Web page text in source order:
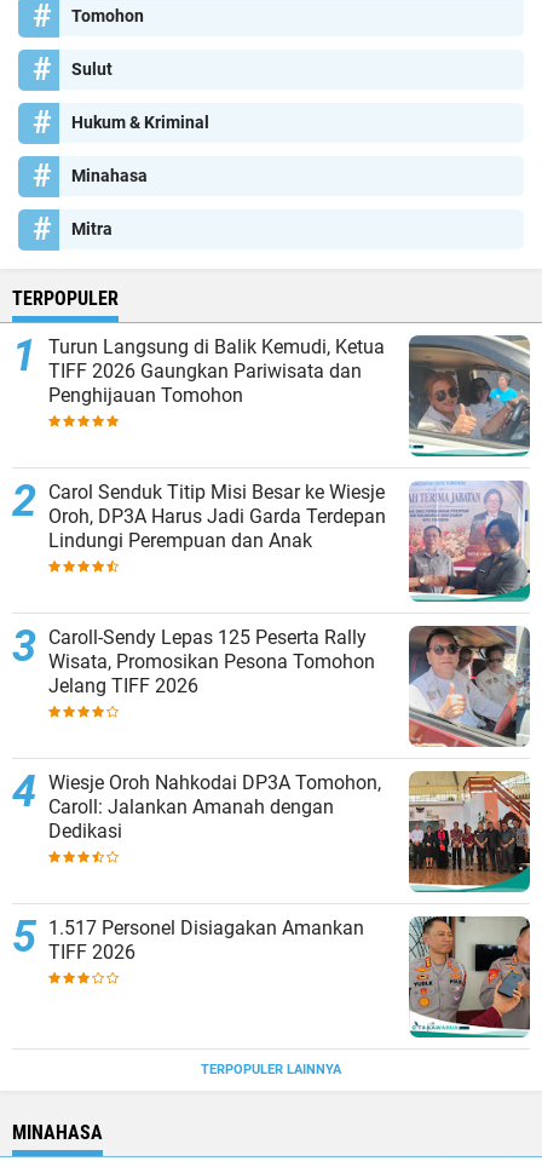
Tomohon
Sulut
Hukum & Kriminal
Minahasa
Mitra
TERPOPULER
Turun Langsung di Balik Kemudi, Ketua
TIFF 2026 Gaungkan Pariwisata dan
Penghijauan Tomohon
Carol Senduk Titip Misi Besar ke Wiesje
Oroh, DP3A Harus Jadi Garda Terdepan
Lindungi Perempuan dan Anak
Caroll-Sendy Lepas 125 Peserta Rally
Wisata, Promosikan Pesona Tomohon
Jelang TIFF 2026
Wiesje Oroh Nahkodai DP3A Tomohon,
Caroll: Jalankan Amanah dengan
Dedikasi
1.517 Personel Disiagakan Amankan
TIFF 2026
TERPOPULER LAINNYA
MINAHASA